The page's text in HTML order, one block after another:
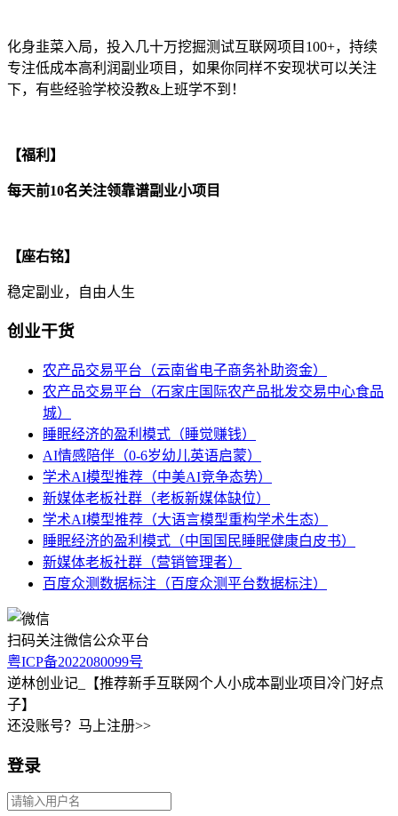
化身韭菜入局，投入几十万挖掘测试互联网项目100+，持续
专注低成本高利润副业项目，如果你同样不安现状可以关注
下，有些经验学校没教&上班学不到！
【福利】
每天前10名关注领靠谱副业小项目
【座右铭】
稳定副业，自由人生
创业干货
农产品交易平台（云南省电子商务补助资金）
农产品交易平台（石家庄国际农产品批发交易中心食品
城）
睡眠经济的盈利模式（睡觉赚钱）
AI情感陪伴（0-6岁幼儿英语启蒙）
学术AI模型推荐（中美AI竞争态势）
新媒体老板社群（老板新媒体缺位）
学术AI模型推荐（大语言模型重构学术生态）
睡眠经济的盈利模式（中国国民睡眠健康白皮书）
新媒体老板社群（营销管理者）
百度众测数据标注（百度众测平台数据标注）
扫码关注微信公众平台
粤ICP备2022080099号
逆林创业记_【推荐新手互联网个人小成本副业项目冷门好点
子】
还没账号？马上注册>>
登录